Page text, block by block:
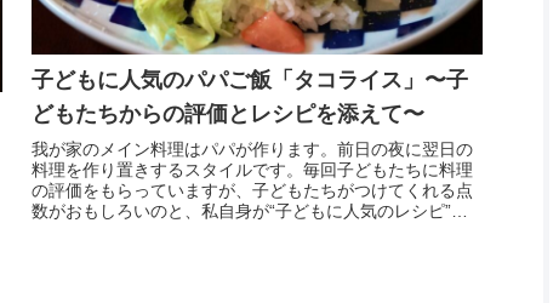
子どもに人気のパパご飯「タコライス」〜子
どもたちからの評価とレシピを添えて〜
我が家のメイン料理はパパが作ります。前日の夜に翌日の
料理を作り置きするスタイルです。毎回子どもたちに料理
の評価をもらっていますが、子どもたちがつけてくれる点
数がおもしろいのと、私自身が“子どもに人気のレシピ”を